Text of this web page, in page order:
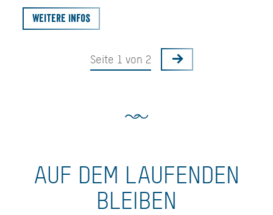
Weitere Infos
Seite 1 von 2
AUF DEM LAUFENDEN
BLEIBEN